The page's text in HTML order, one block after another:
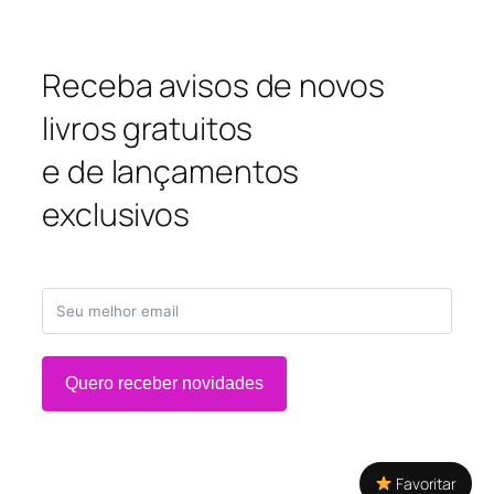
Receba avisos de novos
livros gratuitos
e de lançamentos
exclusivos
Quero receber novidades
Favoritar